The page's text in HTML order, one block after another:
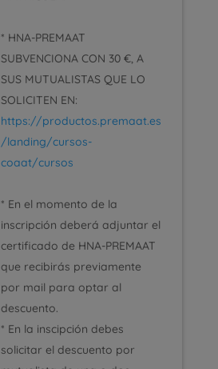
* HNA-PREMAAT
SUBVENCIONA CON 30 €, A
SUS MUTUALISTAS QUE LO
SOLICITEN EN:
https://productos.premaat.es
/landing/cursos-
coaat/cursos
* En el momento de la
inscripción deberá adjuntar el
certificado de HNA-PREMAAT
que recibirás previamente
por mail para optar al
descuento.
* En la inscipción debes
solicitar el descuento por